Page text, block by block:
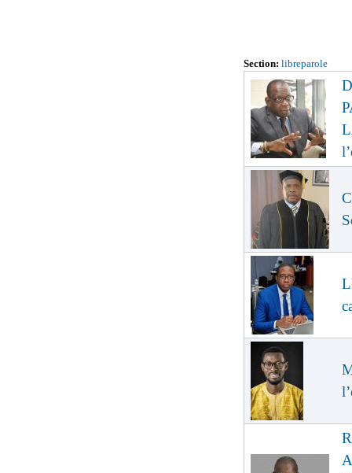
Section: libreparole